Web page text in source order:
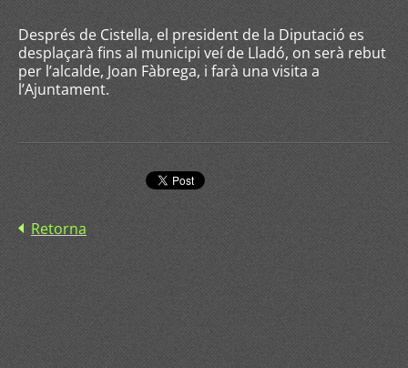
Després de Cistella, el president de la Diputació es
desplaçarà fins al municipi veí de Lladó, on serà rebut
per l’alcalde, Joan Fàbrega, i farà una visita a
l’Ajuntament.
Retorna